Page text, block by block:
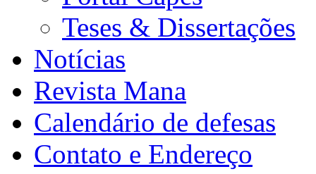
Teses & Dissertações
Notícias
Revista Mana
Calendário de defesas
Contato e Endereço